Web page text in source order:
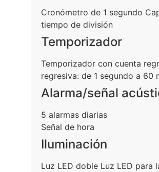
Cronómetro de 1 segundo
tiempo de división
Temporizador
Temporizador con cuenta
regresiva: de 1 segundo a 60
Alarma/señal
5 alarmas diarias
Señal de hora
Iluminación
Luz LED doble Luz LED para